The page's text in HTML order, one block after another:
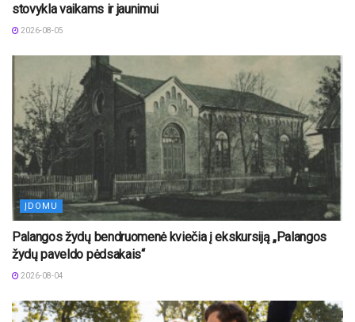
stovykla vaikams ir jaunimui
2026-08-05
ĮDOMU
Palangos žydų bendruomenė kviečia į ekskursiją „Palangos
žydų paveldo pėdsakais“
2026-08-04